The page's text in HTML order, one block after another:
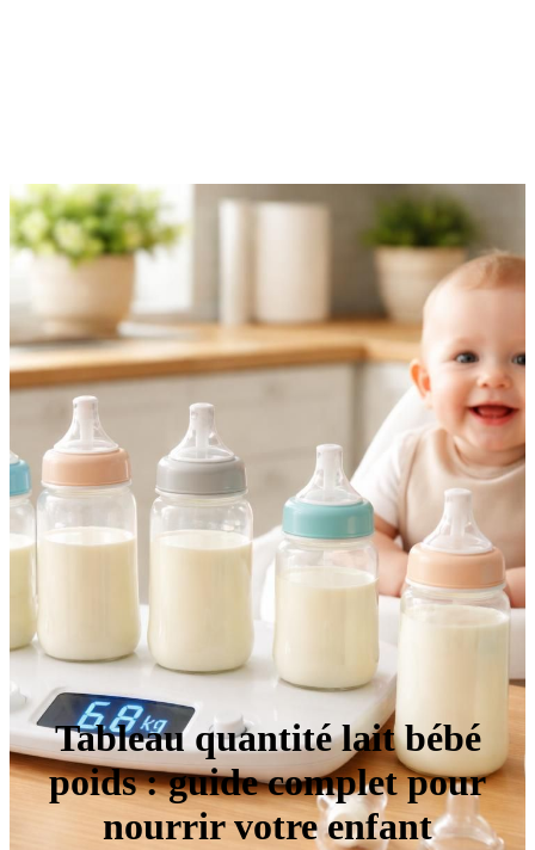
Tableau quantité lait bébé
poids : guide complet pour
nourrir votre enfant